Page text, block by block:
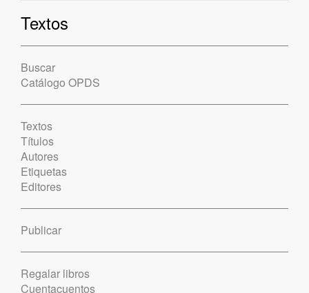
Textos
Buscar
Catálogo OPDS
Textos
Títulos
Autores
Etiquetas
Editores
Publicar
Regalar libros
Cuentacuentos